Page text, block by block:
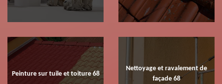
Peinture sur tuile et toiture 68
Nettoyage et ravalement de
façade 68